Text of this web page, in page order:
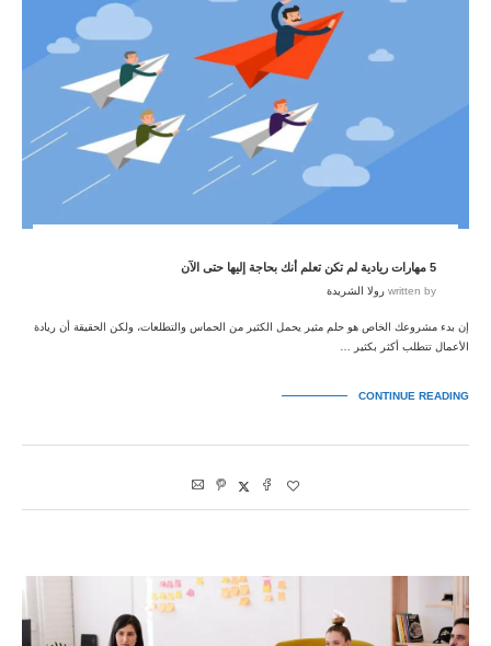
5 مهارات ريادية لم تكن تعلم أنك بحاجة إليها حتى الآن
written by رولا الشريدة
إن بدء مشروعك الخاص هو حلم مثير يحمل الكثير من الحماس والتطلعات، ولكن الحقيقة أن ريادة
الأعمال تتطلب أكثر بكثير …
CONTINUE READING